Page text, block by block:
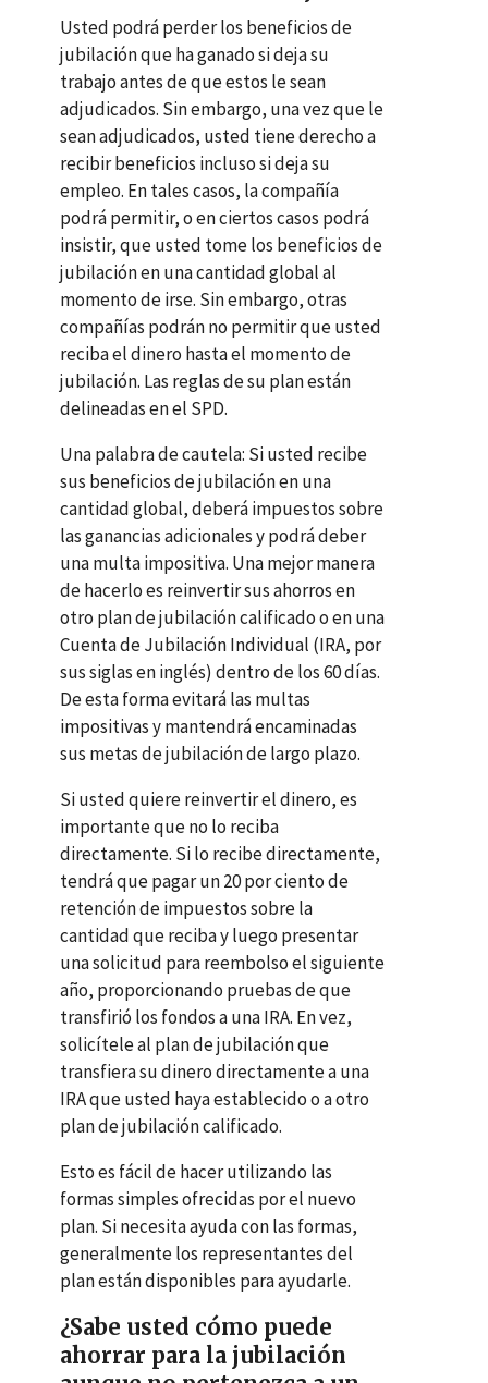
Usted podrá perder los beneficios de
jubilación que ha ganado si deja su
trabajo antes de que estos le sean
adjudicados. Sin embargo, una vez que le
sean adjudicados, usted tiene derecho a
recibir beneficios incluso si deja su
empleo. En tales casos, la compañía
podrá permitir, o en ciertos casos podrá
insistir, que usted tome los beneficios de
jubilación en una cantidad global al
momento de irse. Sin embargo, otras
compañías podrán no permitir que usted
reciba el dinero hasta el momento de
jubilación. Las reglas de su plan están
delineadas en el SPD.
Una palabra de cautela: Si usted recibe
sus beneficios de jubilación en una
cantidad global, deberá impuestos sobre
las ganancias adicionales y podrá deber
una multa impositiva. Una mejor manera
de hacerlo es reinvertir sus ahorros en
otro plan de jubilación calificado o en una
Cuenta de Jubilación Individual (IRA, por
sus siglas en inglés) dentro de los 60 días.
De esta forma evitará las multas
impositivas y mantendrá encaminadas
sus metas de jubilación de largo plazo.
Si usted quiere reinvertir el dinero, es
importante que no lo reciba
directamente. Si lo recibe directamente,
tendrá que pagar un 20 por ciento de
retención de impuestos sobre la
cantidad que reciba y luego presentar
una solicitud para reembolso el siguiente
año, proporcionando pruebas de que
transfirió los fondos a unaIRA. En vez,
solicítele al plan de jubilación que
transfiera su dinero directamente a una
IRA que usted haya establecido o a otro
plan de jubilación calificado.
Esto es fácil de hacer utilizando las
formas simples ofrecidas por el nuevo
plan. Si necesita ayuda con las formas,
generalmente los representantes del
plan están disponibles para ayudarle.
¿Sabe usted cómo puede
ahorrar para la jubilación